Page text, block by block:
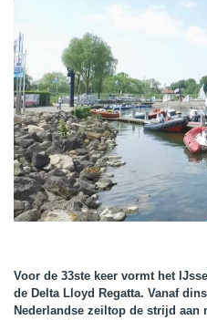
Voor de 33ste keer vormt het
de Delta Lloyd Regatta. Vanaf
Nederlandse zeiltop de strijd